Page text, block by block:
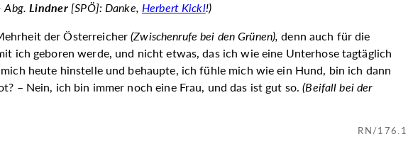
Abg.Lindner[SPÖ]: Danke, Herbert Kickl!)
der Österreicher(Zwischenrufe bei den Grünen),denn auch für die
ich geboren werde, und nicht etwas, das ich wie eine Unterhose tagtäglich
heute hinstelle und behaupte, ich fühle mich wie ein Hund, bin ich dann
– Nein, ich bin immer noch eine Frau, und das ist gut so.(Beifall bei der
RN/176.1